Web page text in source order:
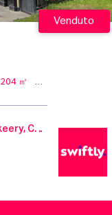
204 ㎡
Venduto
20 Cuil Na Carraig, Ballymakeery, County Cork, Ireland